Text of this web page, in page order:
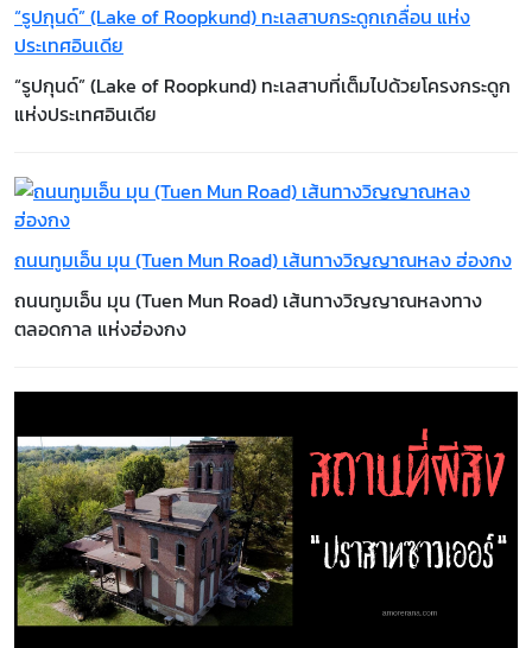
“รูปกุนด์” (Lake of Roopkund) ทะเลสาบกระดูกเกลื่อน แห่ง
ประเทศอินเดีย
​​​​​​​“รูปกุนด์” (Lake of Roopkund) ทะเลสาบที่เต็มไปด้วยโครงกระดูก
แห่งประเทศอินเดีย
ถนนทูมเอ็น มุน (Tuen Mun Road) เส้นทางวิญญาณหลง ฮ่องกง
ถนนทูมเอ็น มุน (Tuen Mun Road) เส้นทางวิญญาณหลงทาง
ตลอดกาล แห่งฮ่องกง